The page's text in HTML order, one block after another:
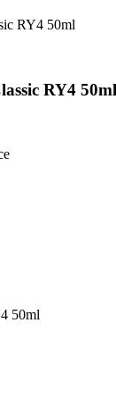
RY4 50ml
RY4 50ml
50ml